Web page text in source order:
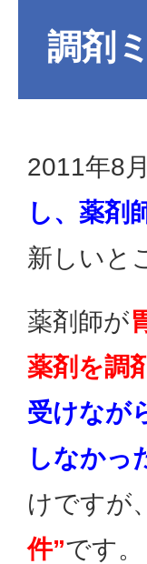
調剤
2011年8月
し、薬剤
新しいと
薬剤師が
薬剤を調
受けなが
しなかっ
けですが
件”です。